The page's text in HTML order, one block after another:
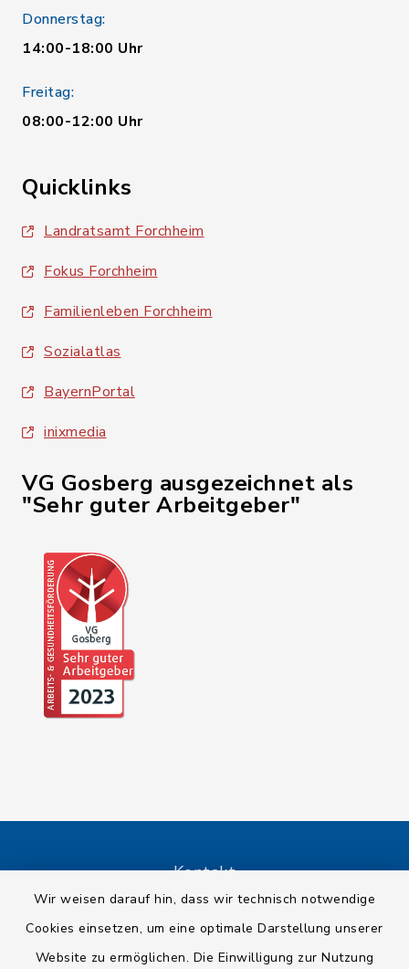
Wir weisen darauf hin, dass wir technisch notwendige
Cookies einsetzen, um eine optimale Darstellung unserer
Website zu ermöglichen. Die Einwilligung zur Nutzung
Donnerstag:
14:00-18:00 Uhr
Freitag:
08:00-12:00 Uhr
Quicklinks
Landratsamt Forchheim
Fokus Forchheim
Familienleben Forchheim
Sozialatlas
BayernPortal
inixmedia
VG Gosberg ausgezeichnet als
"Sehr guter Arbeitgeber"
Kontakt
Barrierefreiheit